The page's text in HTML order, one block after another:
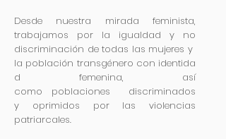
Desde nuestra mirada feminista,
trabajamos por la igualdad y no
discriminación de todas las mujeres y
la población transgénero con identida
d femenina, así
como poblaciones discriminados
y oprimidos por las violencias
patriarcales.